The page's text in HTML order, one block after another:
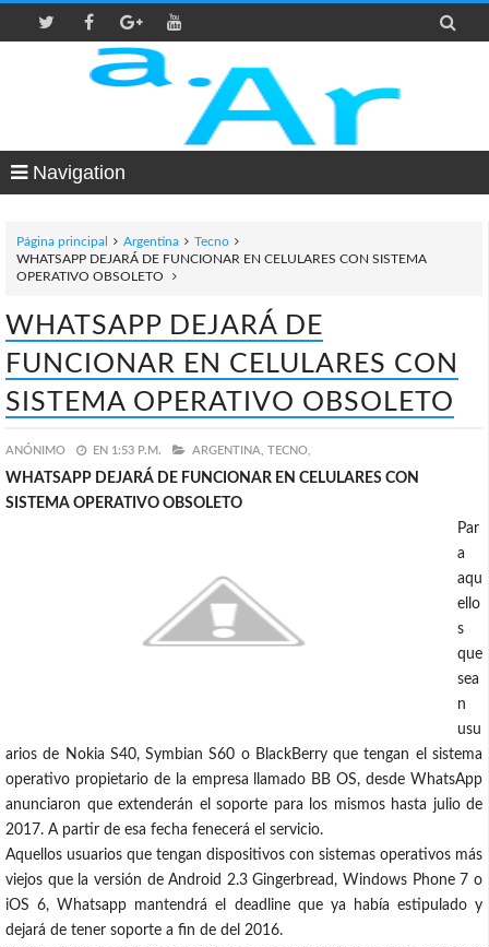

Navigation
Página principal Argentina
Tecno
WHATSAPP DEJARÁ DE FUNCIONAR EN CELULARES CON SISTEMA
OPERATIVO OBSOLETO
WHATSAPP DEJARÁ DE
FUNCIONAR EN CELULARES CON
SISTEMA OPERATIVO OBSOLETO
ANÓNIMO EN 1:53 P.M. ARGENTINA, TECNO,
WHATSAPP DEJARÁ DE FUNCIONAR EN CELULARES CON
SISTEMA OPERATIVO OBSOLETO
Par
a
aqu
ello
s
que
sea
n
usu
arios de Nokia S40, Symbian S60 o BlackBerry que tengan el sistema
operativo propietario de la empresa llamado BB OS, desde WhatsApp
anunciaron que extenderán el soporte para los mismos hasta julio de
2017. A partir de esa fecha fenecerá el servicio.
Aquellos usuarios que tengan dispositivos con sistemas operativos más
viejos que la versión de Android 2.3 Gingerbread, Windows Phone 7 o
iOS 6, Whatsapp mantendrá el deadline que ya había estipulado y
dejará de tener soporte a fin de del 2016.